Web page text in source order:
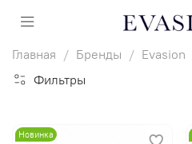
Главная Бренды Evasion
Фильтры
Новинка